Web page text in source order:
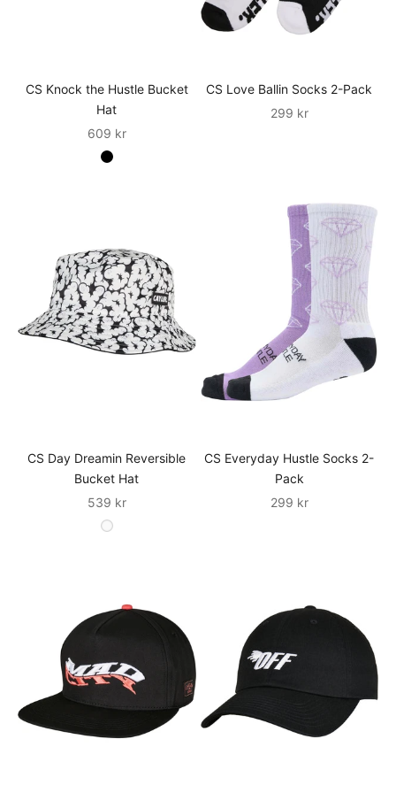
CS Knock the Hustle Bucket
Hat
Sale
609 kr
CS Love Ballin Socks 2-Pack
Sale
299 kr
CS Day Dreamin Reversible
Bucket Hat
Sale
539 kr
CS Everyday Hustle Socks 2-
Pack
Sale
299 kr